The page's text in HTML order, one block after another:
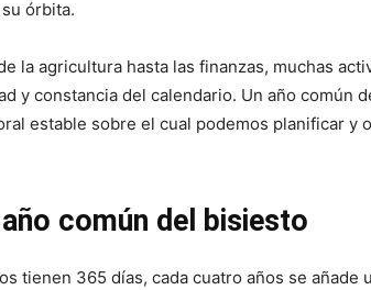
órbita.
la agricultura hasta las finanzas, muchas
y constancia del calendario. Un año común
estable sobre el cual podemos planificar y
común del bisiesto
tienen 365 días, cada cuatro años se añade